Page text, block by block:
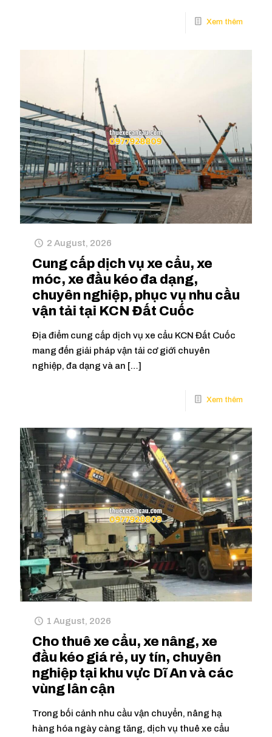
2 August, 2026
Cung cấp dịch vụ xe cẩu, xe
móc, xe đầu kéo đa dạng,
chuyên nghiệp, phục vụ nhu cầu
vận tải tại KCN Đất Cuốc
Địa điểm cung cấp dịch vụ xe cẩu KCN Đất Cuốc
mang đến giải pháp vận tải cơ giới chuyên
nghiệp, đa dạng và an […]
1 August, 2026
Cho thuê xe cẩu, xe nâng, xe
đầu kéo giá rẻ, uy tín, chuyên
nghiệp tại khu vực Dĩ An và các
vùng lân cận
Trong bối cảnh nhu cầu vận chuyển, nâng hạ
hàng hóa ngày càng tăng, dịch vụ thuê xe cẩu